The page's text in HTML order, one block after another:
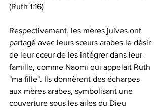
(Ruth 1:16)
Respectivement, les mères juives ont
partagé avec leurs sœurs arabes le désir
de leur cœur de les intégrer dans leur
famille, comme Naomi qui appelait Ruth
"ma fille". Ils donnèrent des écharpes
aux mères arabes, symbolisant une
couverture sous les ailes du Dieu